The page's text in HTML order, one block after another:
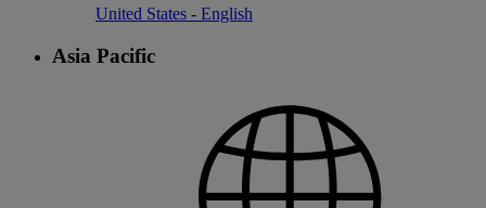
United States - English
Asia Pacific